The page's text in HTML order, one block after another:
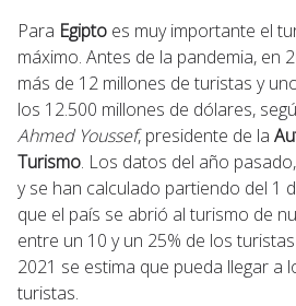
Para Egipto es muy importante el
máximo. Antes de la pandemia, en
más de 12 millones de turistas y
los 12.500 millones de dólares,
Ahmed Youssef, presidente de la
Turismo. Los datos del año
y se han calculado partiendo del 1
que el país se abrió al turismo de
entre un 10 y un 25% de los
2021 se estima que pueda llegar a
turistas.